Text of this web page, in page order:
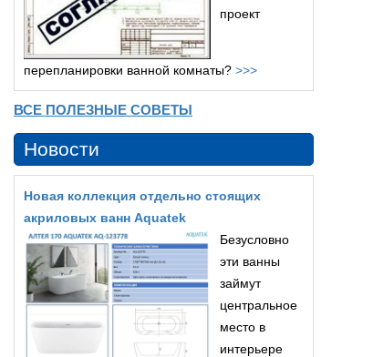
проект
перепланировки ванной комнаты? >>>
ВСЕ ПОЛЕЗНЫЕ СОВЕТЫ
Новости
Новая коллекция отдельно стоящих
акриловых ванн Aquatek
Безусловно
эти ванны
займут
центральное
место в
интерьере